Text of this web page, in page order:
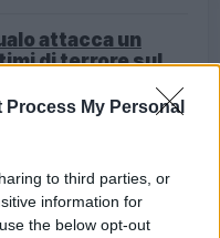
Process My Personal
to third parties, or
information for
the below opt-out
attacca un
di terrore sul
anti-Covid